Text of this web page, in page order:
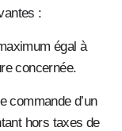
:
égal à
concernée.
commande d’un
hors taxes de